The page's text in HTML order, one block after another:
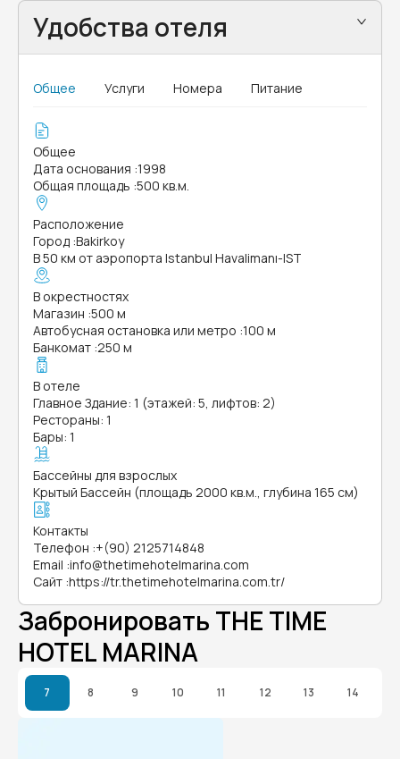
Удобства отеля
Общее Услуги Номера Питание
Общее
Дата основания :1998
Общая площадь :500 кв.м.
Расположение
Город :Bakirkoy
В 50 км от аэропорта Istanbul Havalimanı-IST
В окрестностях
Магазин :500 м
Автобусная остановка или метро :100 м
Банкомат :250 м
В отеле
Главное Здание: 1 (этажей: 5, лифтов: 2)
Рестораны: 1
Бары: 1
Бассейны для взрослых
Крытый Бассейн (площадь 2000 кв.м., глубина 165 см)
Контакты
Телефон :+(90) 2125714848
Email :info@thetimehotelmarina.com
Сайт :https://tr.thetimehotelmarina.com.tr/
Забронировать THE TIME
HOTEL MARINA
7 8 9 10 11 12 13 14